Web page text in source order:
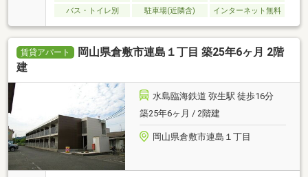
バス・トイレ別 駐車場(近隣含) インターネット無料
賃貸アパート
岡山県倉敷市連島１丁目 築25年6ヶ月 2階
建
水島臨海鉄道 弥生駅 徒歩16分
築25年6ヶ月 / 2階建
岡山県倉敷市連島１丁目